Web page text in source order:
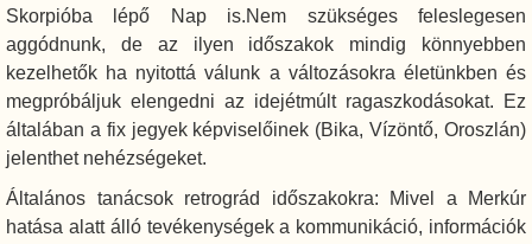
Skorpióba lépő Nap is.Nem szükséges feleslegesen
aggódnunk, de az ilyen időszakok mindig könnyebben
kezelhetők ha nyitottá válunk a változásokra életünkben és
megpróbáljuk elengedni az idejétmúlt ragaszkodásokat. Ez
általában a fix jegyek képviselőinek (Bika, Vízöntő, Oroszlán)
jelenthet nehézségeket.
Általános tanácsok retrográd időszakokra: Mivel a Merkúr
hatása alatt álló tevékenységek a kommunikáció, információk